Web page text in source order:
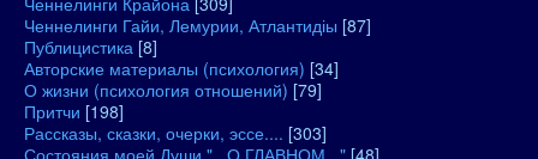
Ченнелинги Гайи, Лемурии, Атлантидіы [87]
Публицистика [8]
Авторские материалы (психология) [34]
О жизни (психология отношений) [79]
Притчи [198]
Рассказы, сказки, очерки, эссе.... [303]
Состояния моей Души "...О ГЛАВНОМ..." [48]